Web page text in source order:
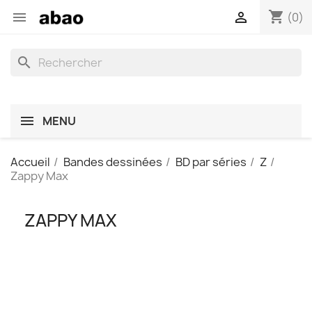
 shopping_cart (0)

search
MENU
Accueil Bandes dessinées BD par séries
Z
Zappy Max
ZAPPY MAX